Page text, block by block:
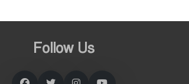
Follow Us